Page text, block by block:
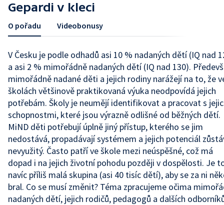
Gepardi v kleci
O pořadu Videobonusy
V Česku je podle odhadů asi 10 % nadaných dětí (IQ nad
a asi 2 % mimořádně nadaných dětí (IQ nad 130).
mimořádně nadané děti a jejich rodiny narážejí na to, že
školách většinově praktikovaná výuka neodpovídá jejich
potřebám. Školy je neumějí identifikovat a pracovat s
schopnostmi, které jsou výrazně odlišné od běžných dětí.
MiND děti potřebují úplně jiný přístup, kterého se jim
nedostává, propadávají systémem a jejich potenciál
nevyužitý. Často patří ve škole mezi neúspěšné, což má
dopad i na jejich životní pohodu později v dospělosti. Je
navíc příliš malá skupina (asi 40 tisíc dětí), aby se za ni
bral. Co se musí změnit? Téma zpracujeme očima
nadaných dětí, jejich rodičů, pedagogů a dalších